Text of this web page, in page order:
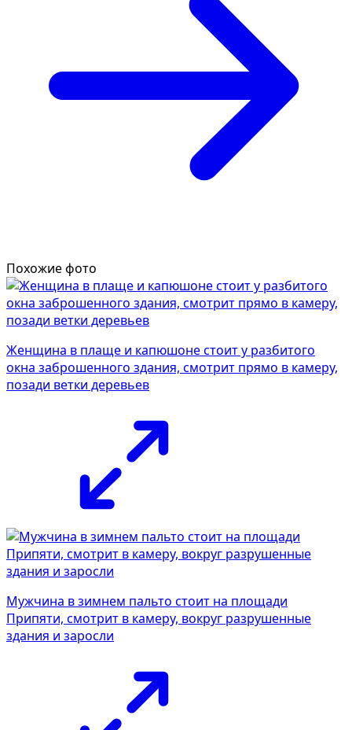
Похожие фото
Женщина в плаще и капюшоне стоит у разбитого
окна заброшенного здания, смотрит прямо в камеру,
позади ветки деревьев
Мужчина в зимнем пальто стоит на площади
Припяти, смотрит в камеру, вокруг разрушенные
здания и заросли